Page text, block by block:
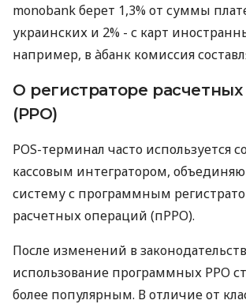
monobank берет 1,3% от суммы
украинских и 2% - с карт
например, в àбанк комиссия
О регистраторе
(РРО)
POS-терминал часто используется
кассовым интегратором,
систему с программным
расчетных операций (пРРО).
После изменений в
использование программных РРО
более популярным. В отличие от